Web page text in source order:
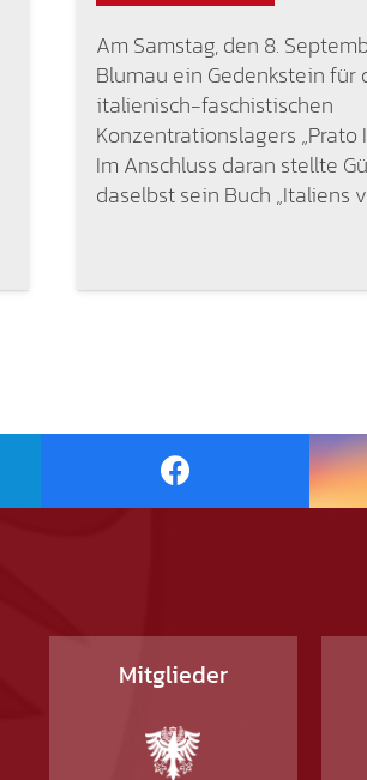
Am Samstag, den 8.
Blumau ein Gedenkstein für
italienisch-faschistischen
Konzentrationslagers „Prato
Im Anschluss daran stellte
daselbst sein Buch „Italiens
Mitglieder